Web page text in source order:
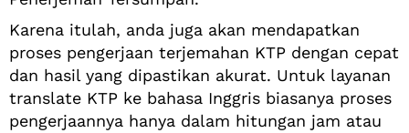
Karena itulah, anda juga akan mendapatkan
proses pengerjaan terjemahan KTP dengan cepat
dan hasil yang dipastikan akurat. Untuk layanan
translate KTP ke bahasa Inggris biasanya proses
pengerjaannya hanya dalam hitungan jam atau